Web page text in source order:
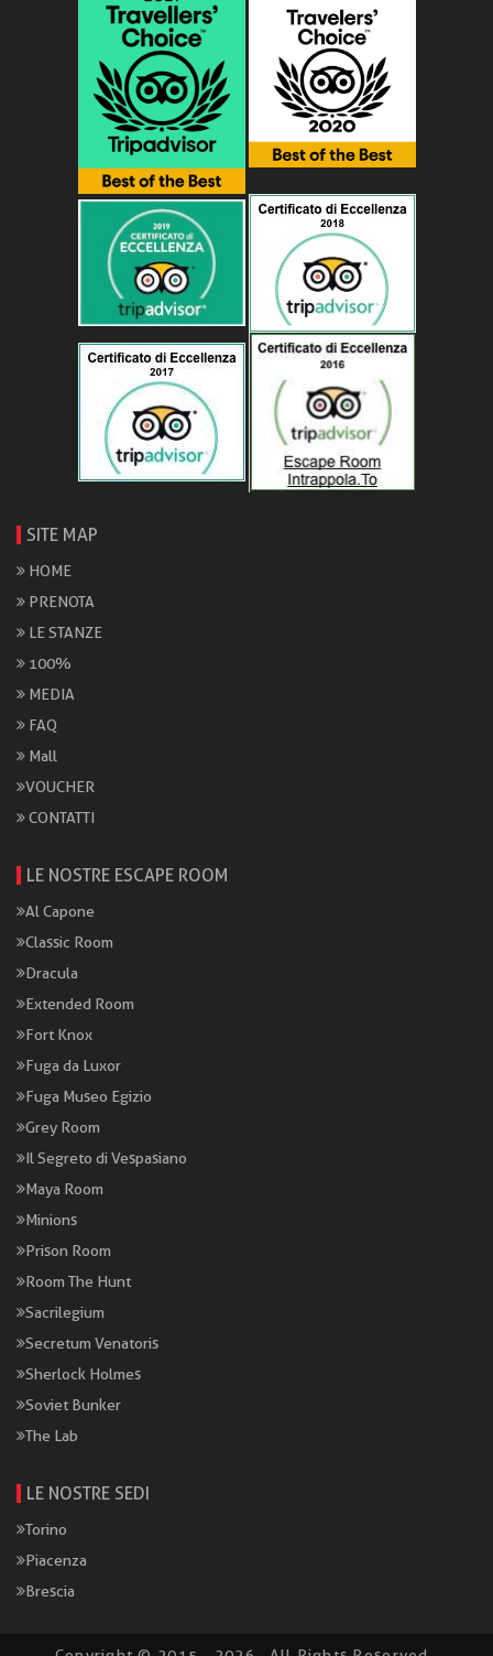
SITE MAP
HOME
PRENOTA
LE STANZE
100%
MEDIA
FAQ
Mall
VOUCHER
CONTATTI
LE NOSTRE ESCAPE ROOM
Al Capone
Classic Room
Dracula
Extended Room
Fort Knox
Fuga da Luxor
Fuga Museo Egizio
Grey Room
Il Segreto di Vespasiano
Maya Room
Minions
Prison Room
Room The Hunt
Sacrilegium
Secretum Venatoris
Sherlock Holmes
Soviet Bunker
The Lab
LE NOSTRE SEDI
Torino
Piacenza
Brescia